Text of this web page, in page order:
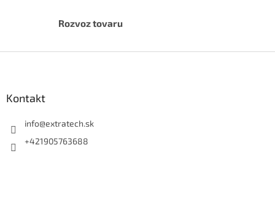
Rozvoz tovaru
Kontakt
info@extratech.sk
+421905763688